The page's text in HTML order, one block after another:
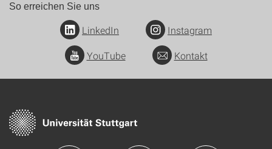
So erreichen Sie uns
LinkedIn
Instagram
YouTube
Kontakt